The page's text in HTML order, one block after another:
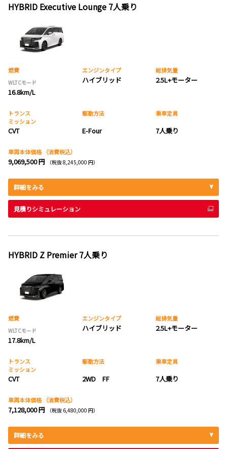
HYBRID Executive Lounge 7人乗り
燃費
WLTCモード
16.8km/L
エンジンタイプ
ハイブリッド
総排気量
2.5L+モーター
トランス
ミッション
CVT
駆動方法
E-Four
乗車定員
7人乗り
車両本体価格 （消費税込）
9,069,500 円 （税抜 8,245,000 円）
詳細をみる
見積りシミュレーション
HYBRID Z Premier 7人乗り
燃費
WLTCモード
17.8km/L
エンジンタイプ
ハイブリッド
総排気量
2.5L+モーター
トランス
ミッション
CVT
駆動方法
2WD FF
乗車定員
7人乗り
車両本体価格 （消費税込）
7,128,000 円 （税抜 6,480,000 円）
詳細をみる